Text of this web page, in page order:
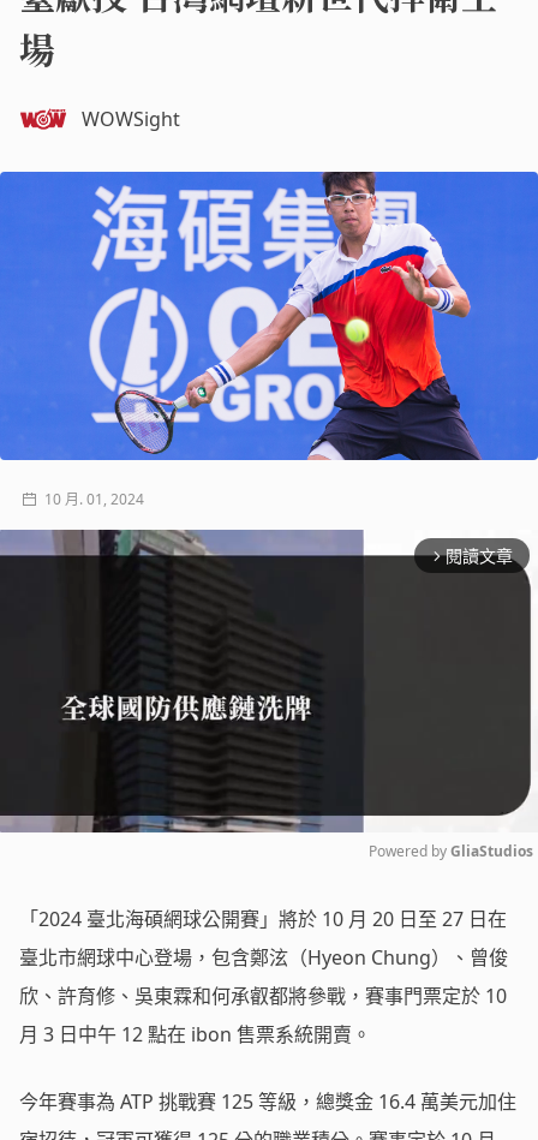
場
WOWSight
10 月. 01, 2024
arrow_forward_ios 閱讀文章
Powered by GliaStudios
「2024 臺北海碩網球公開賽」將於 10 月 20 日至 27 日在
臺北市網球中心登場，包含鄭泫（Hyeon Chung）、曾俊
欣、許育修、吳東霖和何承叡都將參戰，賽事門票定於 10
月 3 日中午 12 點在 ibon 售票系統開賣。
今年賽事為 ATP 挑戰賽 125 等級，總獎金 16.4 萬美元加住